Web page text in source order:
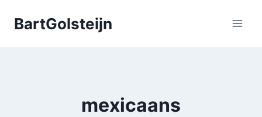
naarBartGolsteijn
mexicaans